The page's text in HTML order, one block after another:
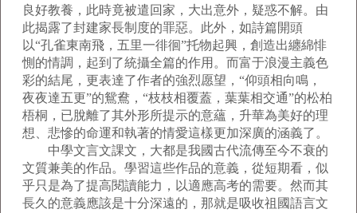
良好教養，此時竟被遣回家，大出意外，疑惑不解。由
此揭露了封建家長制度的罪惡。此外，如詩篇開頭
以“孔雀東南飛，五里一徘徊”托物起興，創造出纏綿悱
惻的情調，起到了統攝全篇的作用。而富于浪漫主義色
彩的結尾，更表達了作者的強烈愿望，“仰頭相向鳴，
夜夜達五更”的鴛鴦，“枝枝相覆蓋，葉葉相交通”的松柏
梧桐，已脫離了其外形所提示的意蘊，升華為美好的理
想、悲慘的命運和執著的情愛這樣更加深廣的涵義了。
中學文言文課文，大都是我國古代流傳至今不衰的
文質兼美的作品。學習這些作品的意義，從短期看，似
乎只是為了提高閱讀能力，以適應高考的需要。然而其
長久的意義應該是十分深遠的，那就是吸收祖國語言文